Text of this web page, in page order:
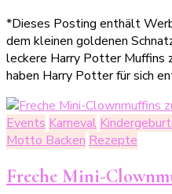
*Dieses Posting enthält
dem kleinen goldenen
leckere Harry Potter Muffins
haben Harry Potter für sich
Events Karneval
Motto Backen Rezepte
Freche Mini-